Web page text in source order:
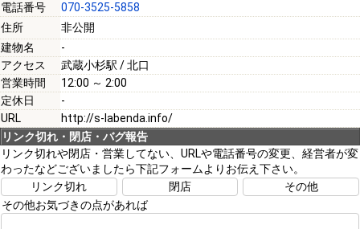
[必須]
[必須]
[必須]
注意事項
電話番号
070-3525-5858
住所
非公開
建物名
-
アクセス
武蔵小杉駅 / 北口
営業時間
12:00 ～ 2:00
定休日
-
URL
http://s-labenda.info/
リンク切れ・閉店・バグ報告
リンク切れや閉店・営業してない、URLや電話番号の変更、経営者が変
わったなどございましたら下記フォームよりお伝え下さい。
リンク切れ
閉店
その他
その他お気づきの点があれば